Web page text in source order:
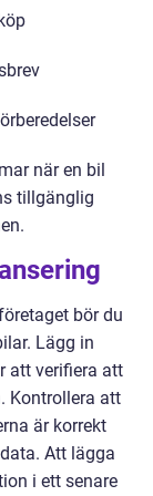
när en bil
tillgänglig
bör du
Lägg in
att verifiera att
Kontrollera att
är korrekt
Att lägga
i ett senare